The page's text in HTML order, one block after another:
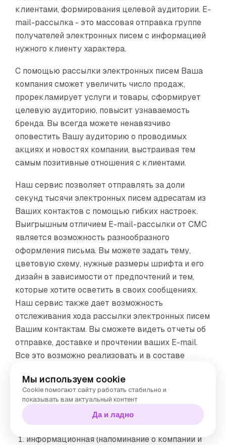
клиентами, формирования целевой аудитории. E-
mail-рассылка - это массовая отправка группе
получателей электронных писем с информацией
нужного клиенту характера.
С помощью рассылки электронных писем Ваша
компания сможет увеличить число продаж,
прорекламирует услуги и товары, сформирует
целевую аудиторию, повысит узнаваемость
бренда. Вы всегда можете ненавязчиво
оповестить Вашу аудиторию о проводимых
акциях и новостях компании, выстраивая тем
самым позитивные отношения с клиентами.
Наш сервис позволяет отправлять за доли
секунд тысячи электронных писем адресатам из
Ваших контактов с помощью гибких настроек.
Выигрышным отличием E-mail-рассылки от СМС
является возможность разнообразного
оформления письма. Вы можете задать тему,
цветовую схему, нужные размеры шрифта и его
дизайн в зависимости от предпочтений и тем,
которые хотите осветить в своих сообщениях.
Наш сервис также дает возможность
отслеживания хода рассылки электронных писем
Вашим контактам. Вы сможете видеть отчеты об
отправке, доставке и прочтении ваших E-mail.
Все это возможно реализовать и в составе
системами.
Как правило, используются 3 вида рассылок
электронных писем:
информационная (напоминание о компании и
Мы используем cookie
Cookie помогают сайту работать стабильно и
показывать вам актуальный контент
Да и ладно